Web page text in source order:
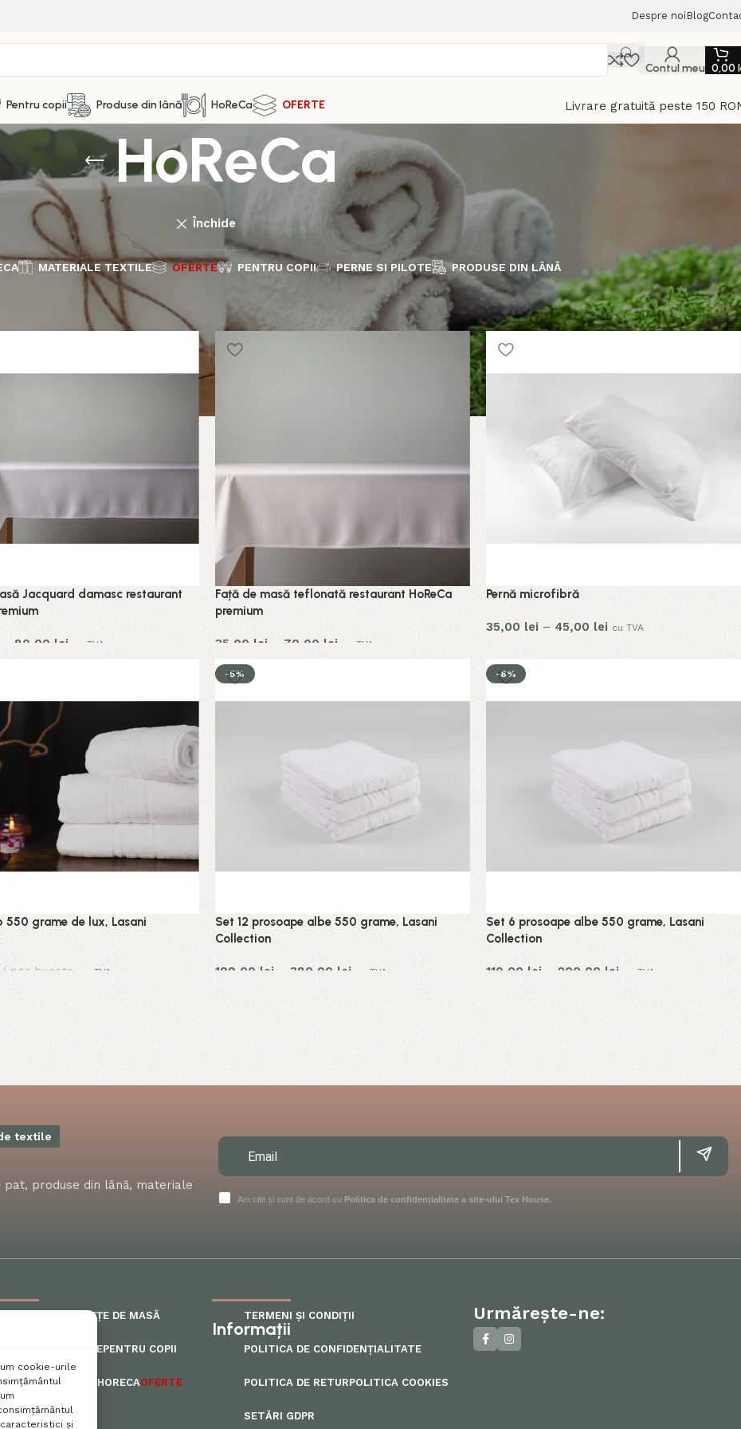
cookie-urile
și
Despre noi Blog
Contul meu 0,00
Pentru copii Produse din lână HoReCa OFERTE Livrare gratuită peste 150
HoReCa
Închide
MATERIALE TEXTILE OFERTE PENTRU COPII PERNE SI PILOTE PRODUSE DIN LÂNĂ
Arată 9 18 24
Jacquard damasc restaurant
80,00 lei cu TVA
Față de masă teflonată restaurant HoReCa
premium
35,00 lei 70,00 lei cu TVA
Pernă microfibră
35,00 lei – 45,00 lei cu TVA
550 grame de lux, Lasani
per bucata cu TVA
-5%
Set 12 prosoape albe 550 grame, Lasani
Collection
199,00 lei 380,00 lei cu TVA
-8%
Set 6 prosoape albe 550 grame, Lasani
Collection
110,00 lei 200,00 lei cu TVA
textile
produse din lână, materiale
Am citit și sunt de acord cu Politica de confidențialitate a site-ului Tex House.
FEȚE DE MASĂ
MATERIALE TEXTILEPENTRU COPII
DIN LÂNĂ HORECAOFERTE
Informații
TERMENI ȘI CONDIȚII
POLITICA DE CONFIDENȚIALITATE
POLITICA DE RETURPOLITICA COOKIES
SETĂRI GDPR
Urmărește-ne: